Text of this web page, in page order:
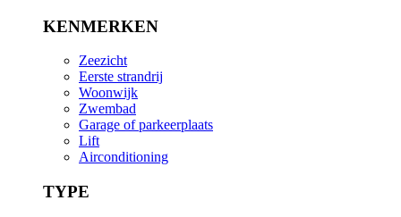
KENMERKEN
Zeezicht
Eerste strandrij
Woonwijk
Zwembad
Garage of parkeerplaats
Lift
Airconditioning
TYPE